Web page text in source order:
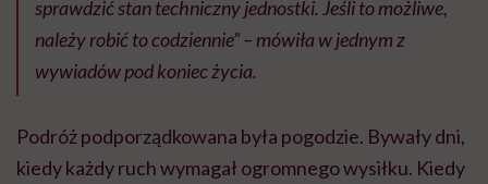
sprawdzić stan techniczny jednostki. Jeśli to możliwe,
należy robić to codziennie”– mówiła w jednym z
wywiadów pod koniec życia.
Podróż podporządkowana była pogodzie. Bywały dni,
kiedy każdy ruch wymagał ogromnego wysiłku. Kiedy